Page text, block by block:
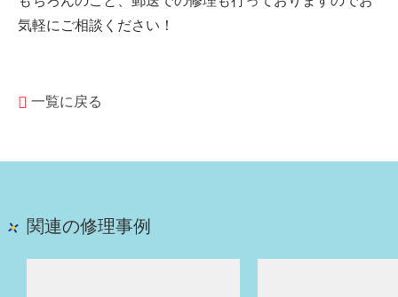
気軽にご相談ください！
一覧に戻る
関連の修理事例